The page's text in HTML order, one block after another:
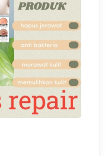
masalah jerawat,
untuk masalah
kulit lain yang